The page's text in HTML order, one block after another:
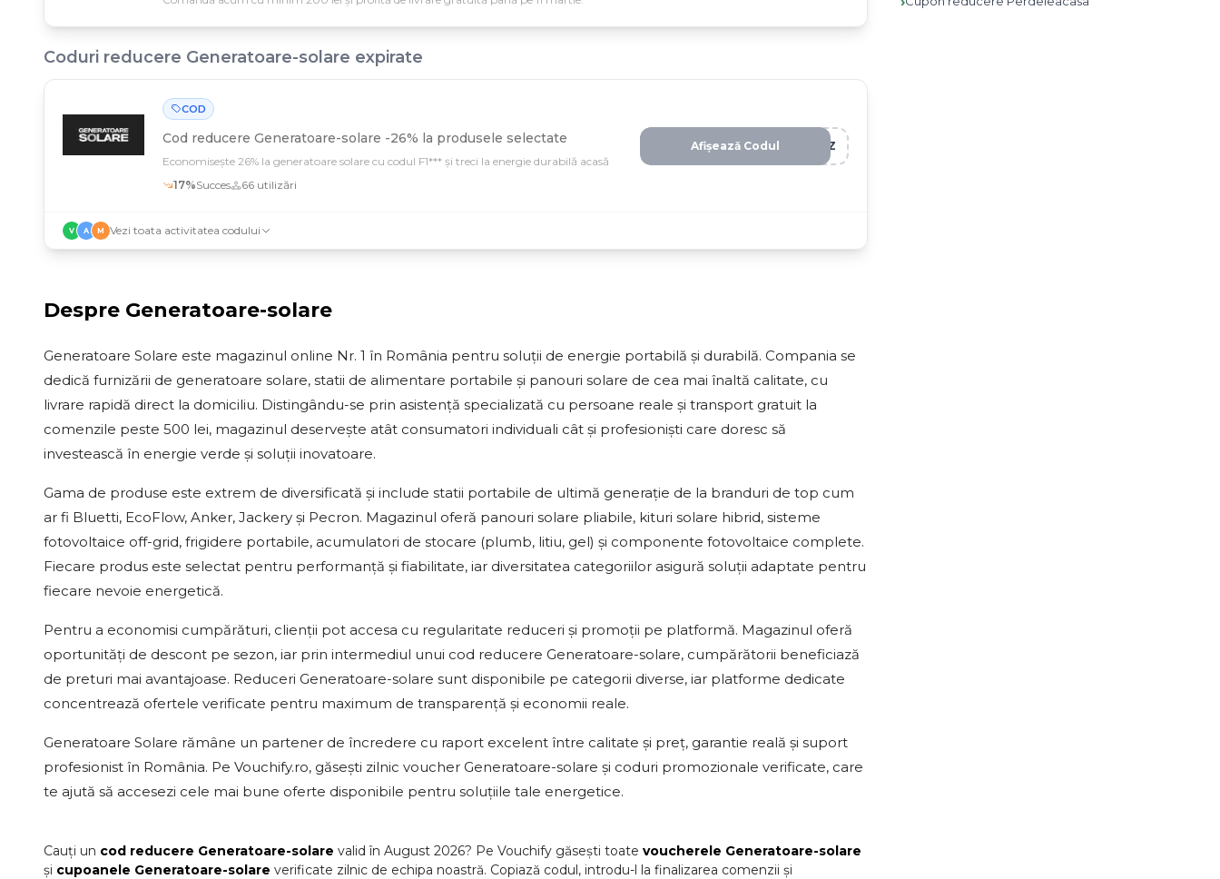
Coduri reducere Generatoare-solare expirate
COD
Cod reducere Generatoare-solare -26% la produsele selectate
Economisește 26% la generatoare solare cu codul F1*** și treci la energie durabilă acasă
17%Succes 66 utilizări
HOZ
Afișează Codul
V A M Vezi toata activitatea codului
Despre Generatoare-solare
Generatoare Solare este magazinul online Nr. 1 în România pentru soluții de energie portabilă și durabilă. Compania se
dedică furnizării de generatoare solare, statii de alimentare portabile și panouri solare de cea mai înaltă calitate, cu
livrare rapidă direct la domiciliu. Distingându-se prin asistență specializată cu persoane reale și transport gratuit la
comenzile peste 500 lei, magazinul deservește atât consumatori individuali cât și profesioniști care doresc să
investească în energie verde și soluții inovatoare.
Gama de produse este extrem de diversificată și include statii portabile de ultimă generație de la branduri de top cum
ar fi Bluetti, EcoFlow, Anker, Jackery și Pecron. Magazinul oferă panouri solare pliabile, kituri solare hibrid, sisteme
fotovoltaice off-grid, frigidere portabile, acumulatori de stocare (plumb, litiu, gel) și componente fotovoltaice complete.
Fiecare produs este selectat pentru performanță și fiabilitate, iar diversitatea categoriilor asigură soluții adaptate pentru
fiecare nevoie energetică.
Pentru a economisi cumpărături, clienții pot accesa cu regularitate reduceri și promoții pe platformă. Magazinul oferă
oportunități de descont pe sezon, iar prin intermediul unui cod reducere Generatoare-solare, cumpărătorii beneficiază
de preturi mai avantajoase. Reduceri Generatoare-solare sunt disponibile pe categorii diverse, iar platforme dedicate
concentrează ofertele verificate pentru maximum de transparență și economii reale.
Generatoare Solare rămâne un partener de încredere cu raport excelent între calitate și preț, garantie reală și suport
profesionist în România. Pe Vouchify.ro, găsești zilnic voucher Generatoare-solare și coduri promozionale verificate, care
te ajută să accesezi cele mai bune oferte disponibile pentru soluțiile tale energetice.
Cauți un cod reducere Generatoare-solare valid în August 2026? Pe Vouchify găsești toate voucherele Generatoare-solare
și cupoanele Generatoare-solare verificate zilnic de echipa noastră. Copiază codul, introdu-l la finalizarea comenzii și